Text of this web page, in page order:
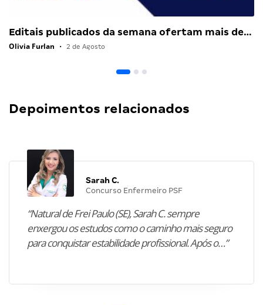
Editais publicados da semana ofertam mais de…
Olivia Furlan • 2 de Agosto
Depoimentos relacionados
Sarah C.
Concurso Enfermeiro PSF
“Natural de Frei Paulo (SE), Sarah C. sempre
enxergou os estudos como o caminho mais seguro
para conquistar estabilidade profissional. Após o…”